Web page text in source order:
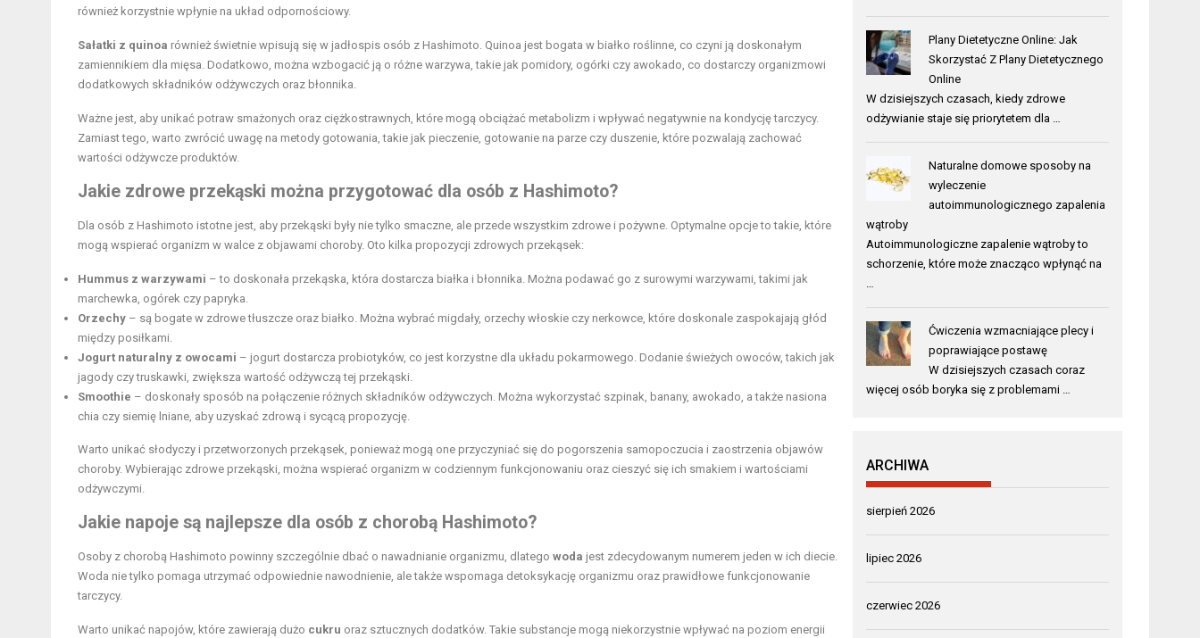
również korzystnie wpłynie na układ odpornościowy.
Sałatki z quinoa również świetnie wpisują się w jadłospis osób z Hashimoto. Quinoa jest bogata w białko roślinne, co czyni ją doskonałym
zamiennikiem dla mięsa. Dodatkowo, można wzbogacić ją o różne warzywa, takie jak pomidory, ogórki czy awokado, co dostarczy organizmowi
dodatkowych składników odżywczych oraz błonnika.
Ważne jest, aby unikać potraw smażonych oraz ciężkostrawnych, które mogą obciążać metabolizm i wpływać negatywnie na kondycję tarczycy.
Zamiast tego, warto zwrócić uwagę na metody gotowania, takie jak pieczenie, gotowanie na parze czy duszenie, które pozwalają zachować
wartości odżywcze produktów.
Jakie zdrowe przekąski można przygotować dla osób z Hashimoto?
Dla osób z Hashimoto istotne jest, aby przekąski były nie tylko smaczne, ale przede wszystkim zdrowe i pożywne. Optymalne opcje to takie, które
mogą wspierać organizm w walce z objawami choroby. Oto kilka propozycji zdrowych przekąsek:
Hummus z warzywami – to doskonała przekąska, która dostarcza białka i błonnika. Można podawać go z surowymi warzywami, takimi jak
marchewka, ogórek czy papryka.
Orzechy – są bogate w zdrowe tłuszcze oraz białko. Można wybrać migdały, orzechy włoskie czy nerkowce, które doskonale zaspokajają głód
między posiłkami.
Jogurt naturalny z owocami – jogurt dostarcza probiotyków, co jest korzystne dla układu pokarmowego. Dodanie świeżych owoców, takich jak
jagody czy truskawki, zwiększa wartość odżywczą tej przekąski.
Smoothie – doskonały sposób na połączenie różnych składników odżywczych. Można wykorzystać szpinak, banany, awokado, a także nasiona
chia czy siemię lniane, aby uzyskać zdrową i sycącą propozycję.
Warto unikać słodyczy i przetworzonych przekąsek, ponieważ mogą one przyczyniać się do pogorszenia samopoczucia i zaostrzenia objawów
choroby. Wybierając zdrowe przekąski, można wspierać organizm w codziennym funkcjonowaniu oraz cieszyć się ich smakiem i wartościami
odżywczymi.
Jakie napoje są najlepsze dla osób z chorobą Hashimoto?
Osoby z chorobą Hashimoto powinny szczególnie dbać o nawadnianie organizmu, dlatego woda jest zdecydowanym numerem jeden w ich diecie.
Woda nie tylko pomaga utrzymać odpowiednie nawodnienie, ale także wspomaga detoksykację organizmu oraz prawidłowe funkcjonowanie
tarczycy.
Warto unikać napojów, które zawierają dużo cukru oraz sztucznych dodatków. Takie substancje mogą niekorzystnie wpływać na poziom energii
Plany Dietetyczne Online: Jak
Skorzystać Z Plany Dietetycznego
Online
W dzisiejszych czasach, kiedy zdrowe
odżywianie staje się priorytetem dla …
Naturalne domowe sposoby na
wyleczenie
autoimmunologicznego zapalenia
wątroby
Autoimmunologiczne zapalenie wątroby to
schorzenie, które może znacząco wpłynąć na
…
Ćwiczenia wzmacniające plecy i
poprawiające postawę
W dzisiejszych czasach coraz
więcej osób boryka się z problemami …
ARCHIWA
sierpień 2026
lipiec 2026
czerwiec 2026